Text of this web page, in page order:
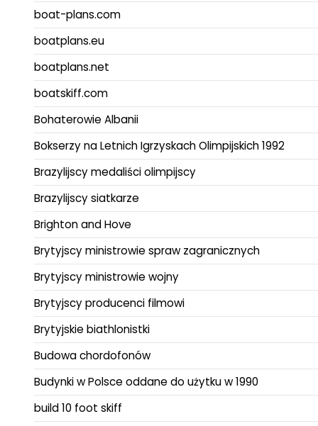
boat-plans.com
boatplans.eu
boatplans.net
boatskiff.com
Bohaterowie Albanii
Bokserzy na Letnich Igrzyskach Olimpijskich 1992
Brazylijscy medaliści olimpijscy
Brazylijscy siatkarze
Brighton and Hove
Brytyjscy ministrowie spraw zagranicznych
Brytyjscy ministrowie wojny
Brytyjscy producenci filmowi
Brytyjskie biathlonistki
Budowa chordofonów
Budynki w Polsce oddane do użytku w 1990
build 10 foot skiff